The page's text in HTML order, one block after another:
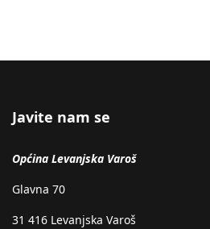
Javite nam se
Općina Levanjska Varoš
Glavna 70
31 416 Levanjska Varoš